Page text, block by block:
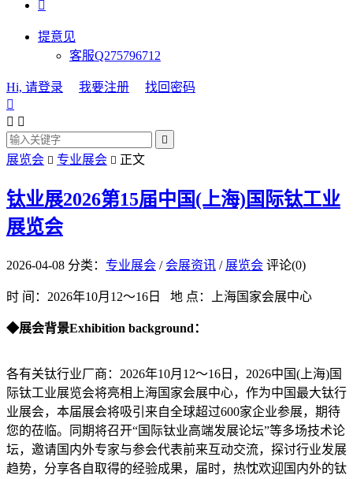

提意见
客服Q275796712
Hi, 请登录 我要注册
找回密码

 

展览会  专业展会  正文
钛业展2026第15届中国(上海)国际钛工业
展览会
2026-04-08 分类： 专业展会 / 会展资讯 / 展览会 评论(0)
时 间：2026年10月12～16日 地 点：上海国家会展中心
◆展会背景Exhibition background：
各有关钛行业厂商：2026年10月12～16日，2026中国(上海)国
际钛工业展览会将亮相上海国家会展中心，作为中国最大钛行
业展会，本届展会将吸引来自全球超过600家企业参展，期待
您的莅临。同期将召开“国际钛业高端发展论坛”等多场技术论
坛，邀请国内外专家与参会代表前来互动交流，探讨行业发展
趋势，分享各自取得的经验成果，届时，热忱欢迎国内外的钛